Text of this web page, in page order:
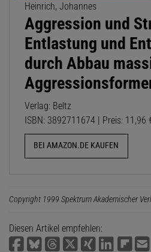
Heinrich, Johannes
Aggression und
Entlastung und
durch Abbau
Verlag: Beltz
ISBN: 3892711674 | Preis: 11,96
BEI AMAZON.DE KAUFEN
Copyright 1999 Spektrum Akademischer
Diesen Artikel empfehlen: